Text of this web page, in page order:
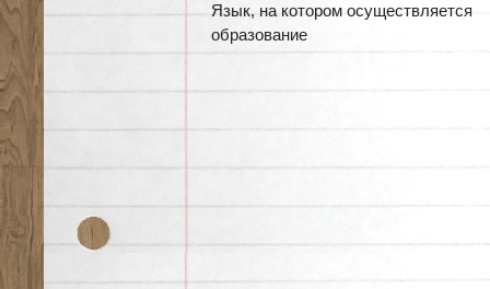
Язык, на котором осуществляется
образование